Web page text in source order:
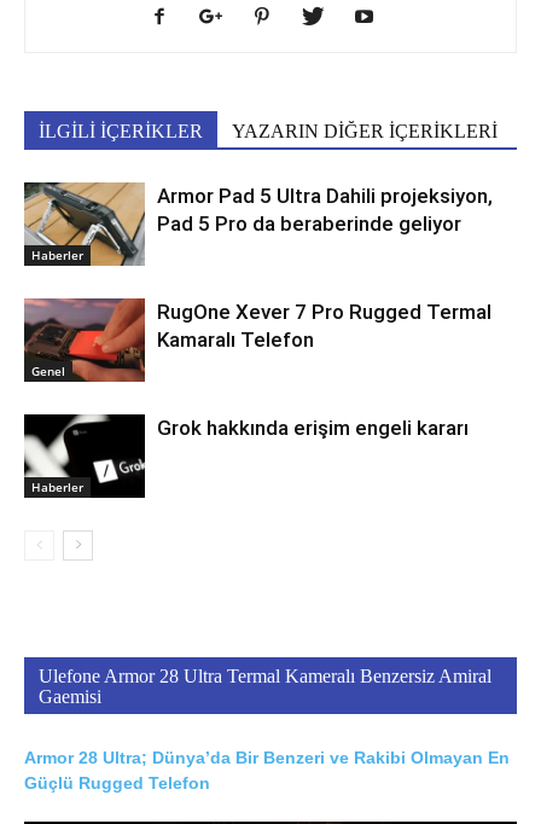
İLGİLİ İÇERİKLER YAZARIN DİĞER İÇERİKLERİ
Haberler
Armor Pad 5 Ultra Dahili projeksiyon,
Pad 5 Pro da beraberinde geliyor
Genel
RugOne Xever 7 Pro Rugged Termal
Kamaralı Telefon
Haberler
Grok hakkında erişim engeli kararı
Ulefone Armor 28 Ultra Termal Kameralı Benzersiz Amiral
Gaemisi
Armor 28 Ultra; Dünya’da Bir Benzeri ve Rakibi Olmayan En
Güçlü Rugged Telefon